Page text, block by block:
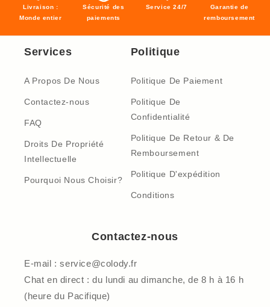
Livraison :
Monde entier
Sécurité des
paiements
Service 24/7
Garantie de
remboursement
Services
A Propos De Nous
Contactez-nous
FAQ
Droits De Propriété
Intellectuelle
Pourquoi Nous Choisir?
Politique
Politique De Paiement
Politique De
Confidentialité
Politique De Retour & De
Remboursement
Politique D'expédition
Conditions
Contactez-nous
E-mail : service@colody.fr
Chat en direct : du lundi au dimanche, de 8 h à 16 h
(heure du Pacifique)